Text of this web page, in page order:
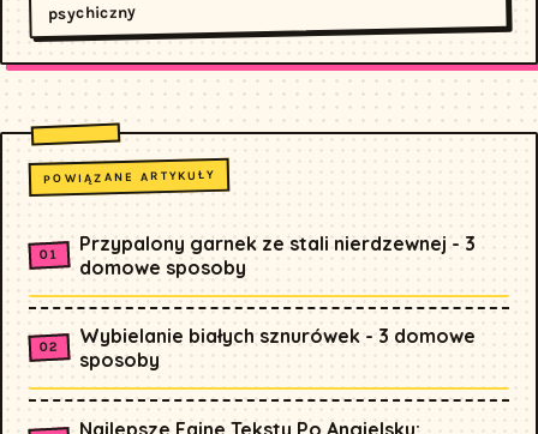
psychiczny
POWIĄZANE ARTYKUŁY
Przypalony garnek ze stali nierdzewnej - 3
domowe sposoby
Wybielanie białych sznurówek - 3 domowe
sposoby